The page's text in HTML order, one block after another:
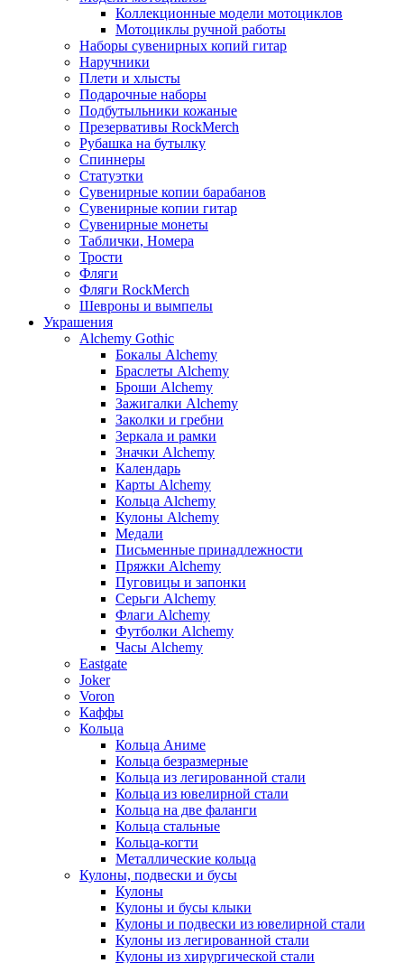
Коллекционные модели мотоциклов
Мотоциклы ручной работы
Наборы сувенирных копий гитар
Наручники
Плети и хлысты
Подарочные наборы
Подбутыльники кожаные
Презервативы RockMerch
Рубашка на бутылку
Спиннеры
Статуэтки
Сувенирные копии барабанов
Сувенирные копии гитар
Сувенирные монеты
Таблички, Номера
Трости
Фляги
Фляги RockMerch
Шевроны и вымпелы
Украшения
Alchemy Gothic
Бокалы Alchemy
Браслеты Alchemy
Броши Alchemy
Зажигалки Alchemy
Заколки и гребни
Зеркала и рамки
Значки Alchemy
Календарь
Карты Alchemy
Кольца Alchemy
Кулоны Alchemy
Медали
Письменные принадлежности
Пряжки Alchemy
Пуговицы и запонки
Серьги Alchemy
Флаги Alchemy
Футболки Alchemy
Часы Alchemy
Eastgate
Joker
Voron
Каффы
Кольца
Кольца Аниме
Кольца безразмерные
Кольца из легированной стали
Кольца из ювелирной стали
Кольца на две фаланги
Кольца стальные
Кольца-когти
Металлические кольца
Кулоны, подвески и бусы
Кулоны
Кулоны и бусы клыки
Кулоны и подвески из ювелирной стали
Кулоны из легированной стали
Кулоны из хирургической стали